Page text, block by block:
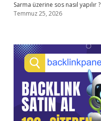
Sarma üzerine sos nasıl yapılır ?
Temmuz 25, 2026